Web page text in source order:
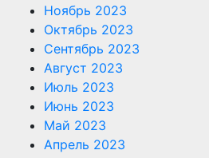
Ноябрь 2023
Октябрь 2023
Сентябрь 2023
Август 2023
Июль 2023
Июнь 2023
Май 2023
Апрель 2023